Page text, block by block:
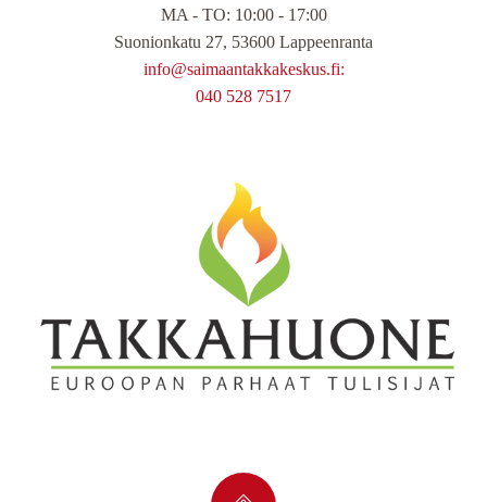
MA - TO: 10:00 - 17:00
Suonionkatu 27, 53600 Lappeenranta
info@saimaantakkakeskus.fi:
040 528 7517